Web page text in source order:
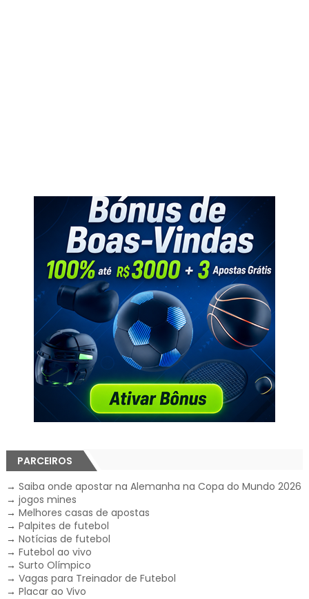
PARCEIROS
→ Saiba onde apostar na Alemanha na Copa do Mundo 2026
→ jogos mines
→ Melhores casas de apostas
→ Palpites de futebol
→ Notícias de futebol
→ Futebol ao vivo
→ Surto Olímpico
→ Vagas para Treinador de Futebol
→ Placar ao Vivo